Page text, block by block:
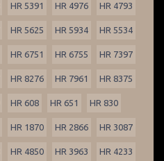
HR 5391 HR 4976 HR 4793
HR 5625 HR 5934 HR 5534
HR 6751 HR 6755 HR 7397
HR 8276 HR 7961 HR 8375
HR 608 HR 651 HR 830
HR 1870 HR 2866 HR 3087
HR 4850 HR 3963 HR 4233